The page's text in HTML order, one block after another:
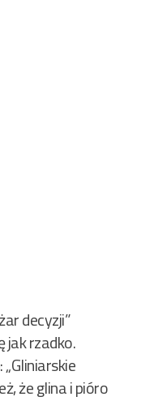
decyzji”
jak rzadko.
że glina i pióro